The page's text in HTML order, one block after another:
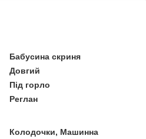
Бабусина скриня
Довгий
Під горло
Реглан
Колодочки, Машинна